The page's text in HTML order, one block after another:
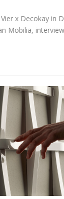
x Decokay in
Mobilia,